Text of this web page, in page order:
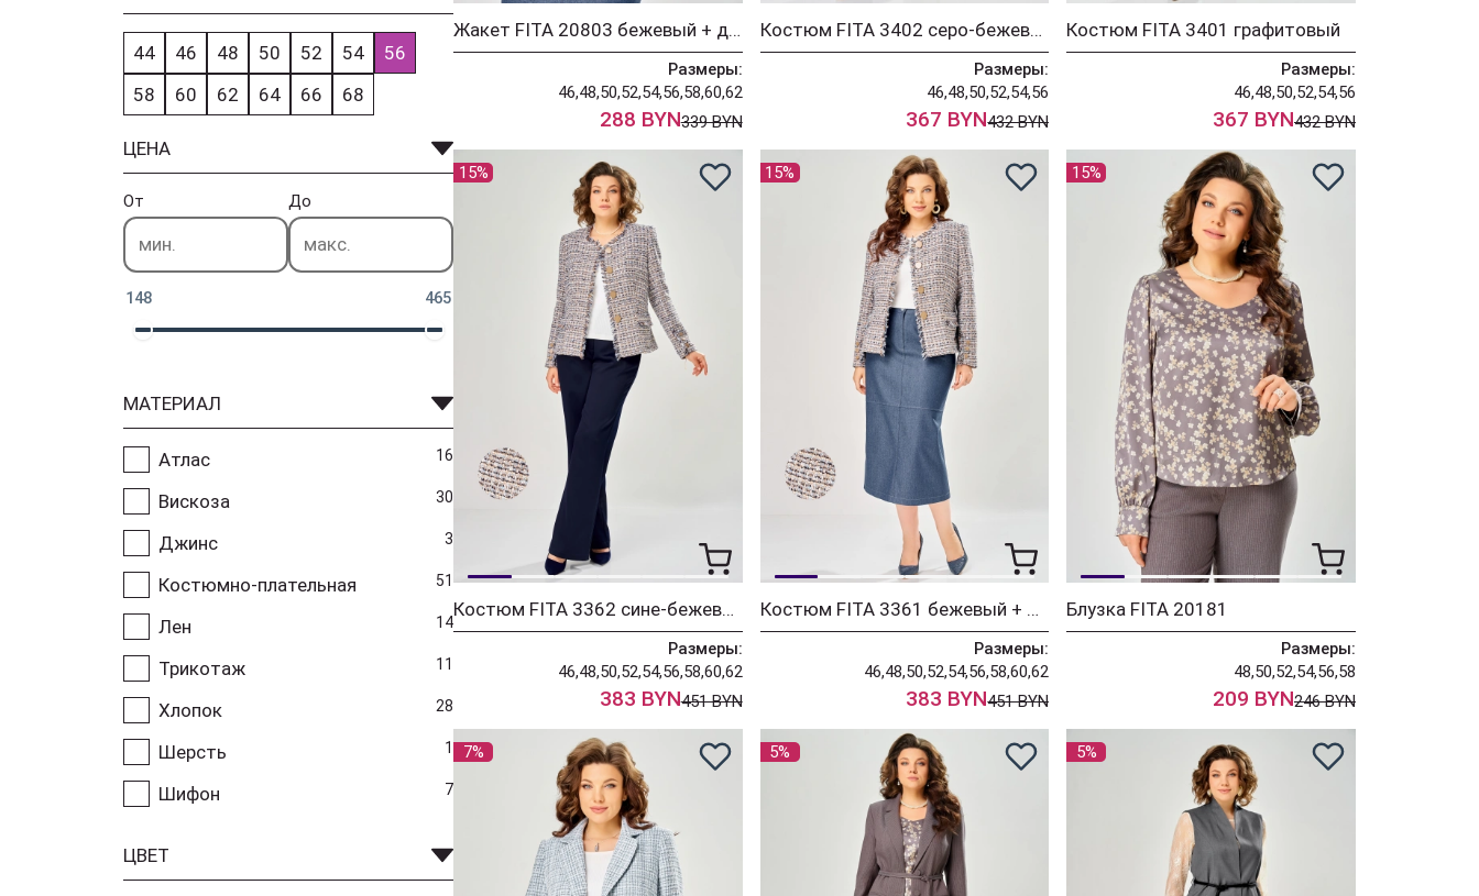
44 46 48 50 52 54
56
58
60 62 64 66 68
ЦЕНА
От До
148 465
МАТЕРИАЛ
Атлас 16
Вискоза 30
Джинс 3
Костюмно-плательная 51
Лен 14
Трикотаж 11
Хлопок 28
Шерсть 1
Шифон 7
ЦВЕТ
Жакет FITA 20803 бежевый + деним
Размеры:
46,48,50,52,54,56,58,60,62
288 BYN339 BYN
Костюм FITA 3402 серо-бежевый
Размеры:
46,48,50,52,54,56
367 BYN432 BYN
Костюм FITA 3401 графитовый
Размеры:
46,48,50,52,54,56
367 BYN432 BYN
15%
Костюм FITA 3362 сине-бежевый
Размеры:
46,48,50,52,54,56,58,60,62
383 BYN451 BYN
15%
Костюм FITA 3361 бежевый + деним
Размеры:
46,48,50,52,54,56,58,60,62
383 BYN451 BYN
15%
Блузка FITA 20181
Размеры:
48,50,52,54,56,58
209 BYN246 BYN
7% 5% 5%